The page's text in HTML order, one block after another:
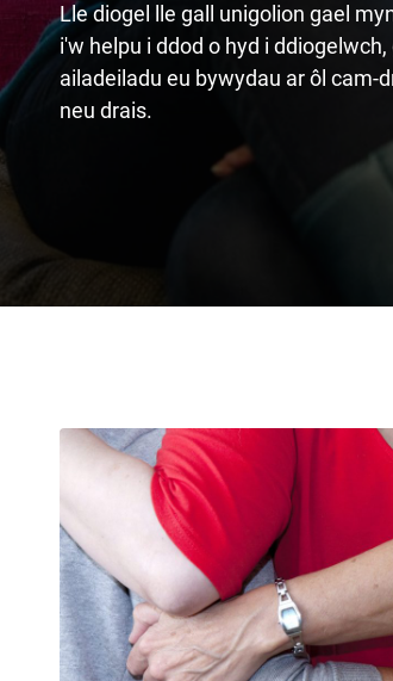
Lle diogel lle gall unigolion gael
i'w helpu i ddod o hyd i
ailadeiladu eu bywydau ar ôl cam-
neu drais.